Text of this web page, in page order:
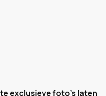
exclusieve foto's laten